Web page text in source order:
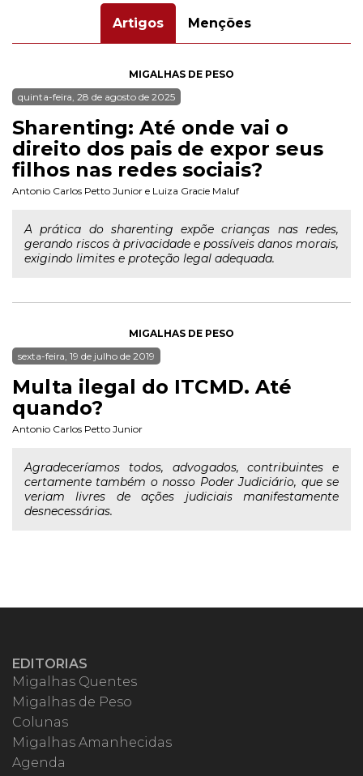
Artigos Menções
MIGALHAS DE PESO
quinta-feira, 28 de agosto de 2025
Sharenting: Até onde vai o
direito dos pais de expor seus
filhos nas redes sociais?
Antonio Carlos Petto Junior e Luiza Gracie Maluf
A prática do sharenting expõe crianças nas redes,
gerando riscos à privacidade e possíveis danos morais,
exigindo limites e proteção legal adequada.
MIGALHAS DE PESO
sexta-feira, 19 de julho de 2019
Multa ilegal do ITCMD. Até
quando?
Antonio Carlos Petto Junior
Agradeceríamos todos, advogados, contribuintes e
certamente também o nosso Poder Judiciário, que se
veriam livres de ações judiciais manifestamente
desnecessárias.
EDITORIAS
Migalhas Quentes
Migalhas de Peso
Colunas
Migalhas Amanhecidas
Agenda